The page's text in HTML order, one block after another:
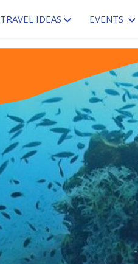
TRAVEL IDEAS EVENTS